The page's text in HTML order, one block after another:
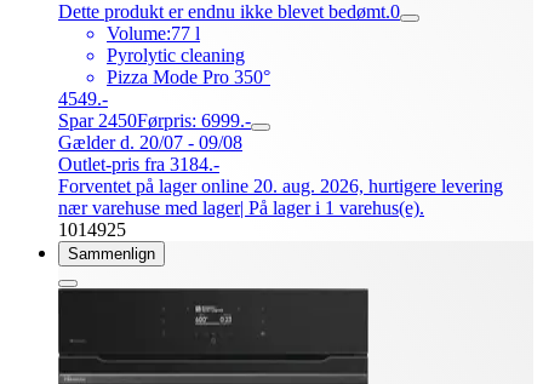
Dette produkt er endnu ikke blevet bedømt.0
Volume:77 l
Pyrolytic cleaning
Pizza Mode Pro 350°
4549.-
Spar 2450Førpris: 6999.-
Gælder d. 20/07 - 09/08
Outlet-pris fra 3184.-
Forventet på lager online 20. aug. 2026, hurtigere levering
nær varehuse med lager| På lager i 1 varehus(e).
1014925
Sammenlign